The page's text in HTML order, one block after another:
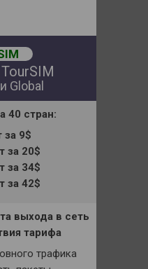
Global
40 стран:
за 9$
за 20$
за 34$
за 42$
выхода в сеть
тарифа
трафика